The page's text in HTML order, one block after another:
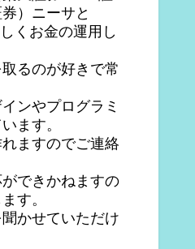
）ニーサと
くお金の運用し
るのが好きで常
ンやプログラミ
ます。
ますのでご連絡
できかねますの
す。
かせていただけ